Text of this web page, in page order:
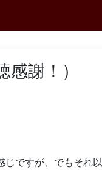
謝！）
ですが、でもそれ